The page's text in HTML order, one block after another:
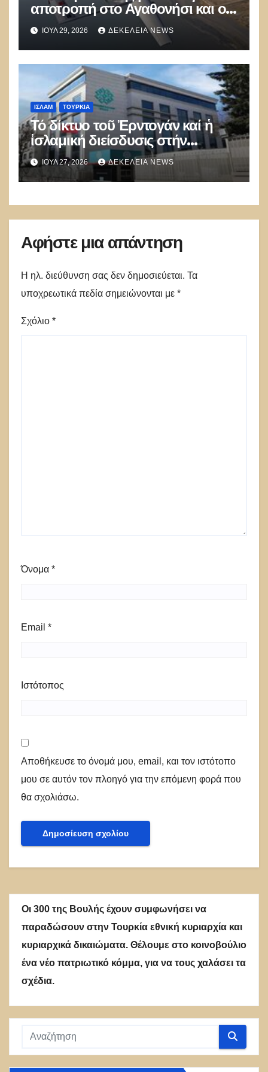
αποτροπή στο Αγαθονήσι και οι
Τούρκοι παραβίαζαν με ΑΦΝΣ
και drone
ΙΟΎΛ 29, 2026 ΔΕΚΈΛΕΙΑ NEWS
ΙΣΛΑΜ ΤΟΥΡΚΊΑ
Τό δίκτυο τοῦ Ἐρντογάν καί ἡ
ἰσλαμική διείσδυσις στήν
Εὐρώπη
ΙΟΎΛ 27, 2026 ΔΕΚΈΛΕΙΑ NEWS
Αφήστε μια απάντηση
Η ηλ. διεύθυνση σας δεν δημοσιεύεται. Τα
υποχρεωτικά πεδία σημειώνονται με *
Σχόλιο *
Όνομα *
Email *
Ιστότοπος
Αποθήκευσε το όνομά μου, email, και τον ιστότοπο
μου σε αυτόν τον πλοηγό για την επόμενη φορά που
θα σχολιάσω.
Οι 300 της Βουλής έχουν συμφωνήσει να
παραδώσουν στην Τουρκία εθνική κυριαρχία και
κυριαρχικά δικαιώματα. Θέλουμε στο κοινοβούλιο
ένα νέο πατριωτικό κόμμα, για να τους χαλάσει τα
σχέδια.